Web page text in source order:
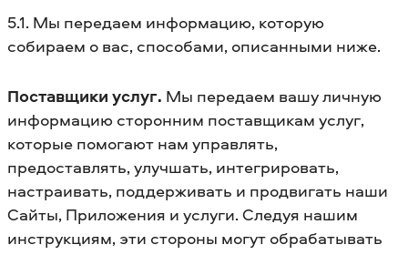
5.1. Мы передаем информацию, которую
собираем о вас, способами, описанными ниже.
Поставщики услуг. Мы передаем вашу личную
информацию сторонним поставщикам услуг,
которые помогают нам управлять,
предоставлять, улучшать, интегрировать,
настраивать, поддерживать и продвигать наши
Сайты, Приложения и услуги. Следуя нашим
инструкциям, эти стороны могут обрабатывать